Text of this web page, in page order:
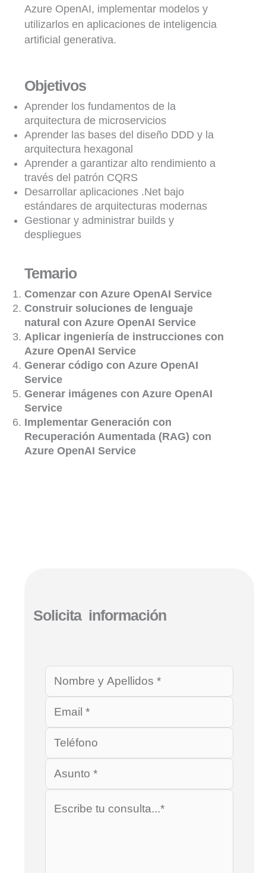
Azure OpenAI, implementar modelos y
utilizarlos en aplicaciones de inteligencia
artificial generativa.
Objetivos
Aprender los fundamentos de la
arquitectura de microservicios
Aprender las bases del diseño DDD y la
arquitectura hexagonal
Aprender a garantizar alto rendimiento a
través del patrón CQRS
Desarrollar aplicaciones .Net bajo
estándares de arquitecturas modernas
Gestionar y administrar builds y
despliegues
Temario
Comenzar con Azure OpenAI Service
Construir soluciones de lenguaje
natural con Azure OpenAI Service
Aplicar ingeniería de instrucciones con
Azure OpenAI Service
Generar código con Azure OpenAI
Service
Generar imágenes con Azure OpenAI
Service
Implementar Generación con
Recuperación Aumentada (RAG) con
Azure OpenAI Service
Solicita información